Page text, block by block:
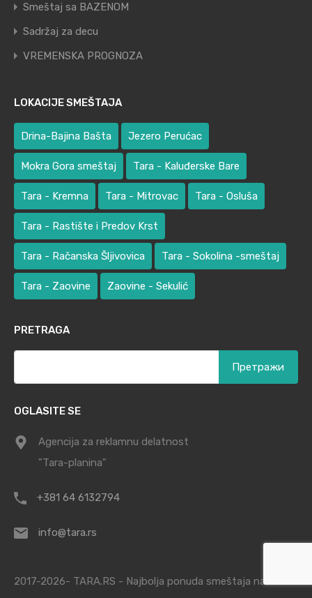
Smeštaj sa BAZENOM
Sadržaj za decu
VREMENSKA PROGNOZA
LOKACIJE SMEŠTAJA
Drina-Bajina Bašta Jezero Perućac
Mokra Gora smeštaj Tara - Kaluđerske Bare
Tara - Kremna Tara - Mitrovac Tara - Osluša
Tara - Rastište i Predov Krst
Tara - Račanska Šljivovica Tara - Sokolina -smeštaj
Tara - Zaovine Zaovine - Sekulić
PRETRAGA
OGLASITE SE
Agencija za reklamnu delatnost
"Tara-planina"
+381 64 6132794
info@tara.rs
2017-2026- TARA.RS - Najbolja ponuda smeštaja na